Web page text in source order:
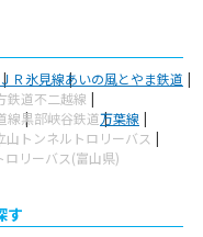
ＪＲ氷見線あいの風とやま鉄道
鉄道不二越線
線黒部峡谷鉄道万葉線
山トンネルトロリーバス
ロリーバス(富山県)
す